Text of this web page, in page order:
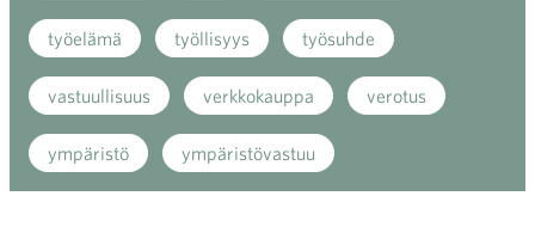
työelämä työllisyys työsuhde
vastuullisuus verkkokauppa verotus
ympäristö ympäristövastuu